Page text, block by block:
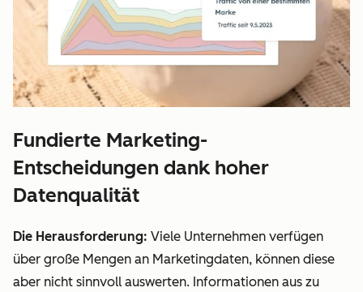
Fundierte Marketing-
Entscheidungen dank hoher
Datenqualität
Die Herausforderung: Viele Unternehmen verfügen
über große Mengen an Marketingdaten, können diese
aber nicht sinnvoll auswerten. Informationen aus zu